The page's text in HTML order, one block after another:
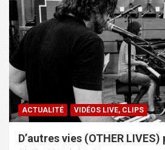
ACTUALITÉ VIDÉOS LIVE, CLIPS
D’autres vies (OTHER